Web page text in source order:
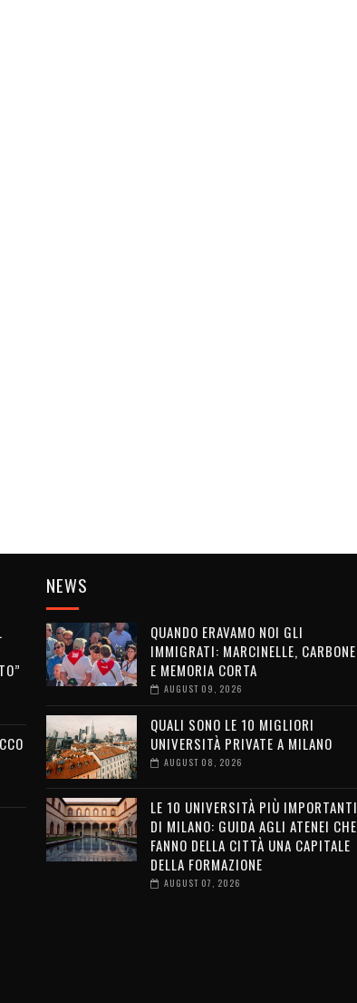
NEWS
QUANDO ERAVAMO NOI GLI
IMMIGRATI: MARCINELLE, CARBONE
E MEMORIA CORTA
AUGUST 09, 2026
QUALI SONO LE 10 MIGLIORI
UNIVERSITÀ PRIVATE A MILANO
AUGUST 08, 2026
LE 10 UNIVERSITÀ PIÙ IMPORTANTI
DI MILANO: GUIDA AGLI ATENEI CHE
FANNO DELLA CITTÀ UNA CAPITALE
DELLA FORMAZIONE
AUGUST 07, 2026